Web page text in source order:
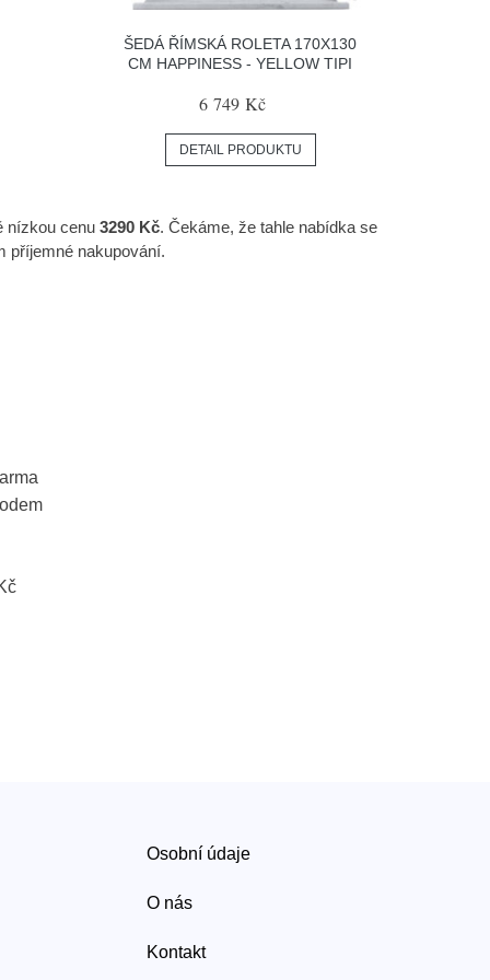
ŠEDÁ ŘÍMSKÁ ROLETA 170X130
CM HAPPINESS - YELLOW TIPI
6 749 Kč
DETAIL PRODUKTU
nízkou cenu 3290 Kč. Čekáme, že tahle nabídka se
příjemné nakupování.
Osobní údaje
O nás
Kontakt